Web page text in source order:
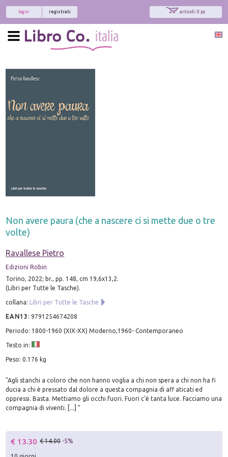
articoli: 0 pz.
registrati
login
Non avere paura (che a nascere ci si mette due o tre
volte)
Ravallese Pietro
Edizioni Robin
Torino, 2022; br., pp. 148, cm 19,6x13,2.
(Libri per Tutte le Tasche).
collana: Libri per Tutte le Tasche
EAN13 :9791254674208
Periodo: 1800-1960 (XIX-XX) Moderno,1960- Contemporaneo
Testo in:
Peso: 0.176 kg
"Agli stanchi a coloro che non hanno voglia a chi non spera a chi non ha fi
ducia a chi è pressato dal dolore a questa compagnia di aff aticati ed
oppressi. Basta. Mettiamo gli occhi fuori. Fuori c'è tanta luce. Facciamo una
compagnia di viventi. [...] "
€ 13.30 € 14.00 -5%